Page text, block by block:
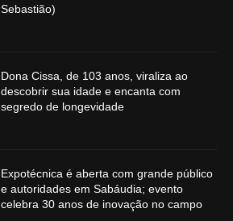
Sebastião)
Dona Cissa, de 103 anos, viraliza ao
descobrir sua idade e encanta com
segredo de longevidade
Expotécnica é aberta com grande público
e autoridades em Sabáudia; evento
celebra 30 anos de inovação no campo